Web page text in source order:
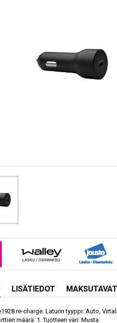
LISÄTIEDOT MAKSUTAVAT
re-charge. Laturin tyyppi: Auto,
määrä: 1. Tuotteen väri: Musta